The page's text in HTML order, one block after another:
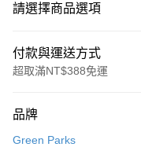
請選擇商品選項
付款與運送方式
超取滿NT$388免運
信用卡一次付款
品牌
Green Parks